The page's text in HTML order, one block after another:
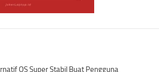
OS Super Stabil Buat Pengguna